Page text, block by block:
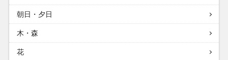
朝日・夕日
木・森
花